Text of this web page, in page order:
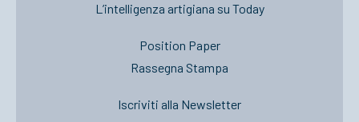
L’intelligenza artigiana su Today
Position Paper
Rassegna Stampa
Iscriviti alla Newsletter